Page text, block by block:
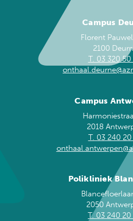
Campus
Florent
2100
T. 03 320 50
Campus
2018
T. 03 240 20
Polikliniek
2050
T. 03 240